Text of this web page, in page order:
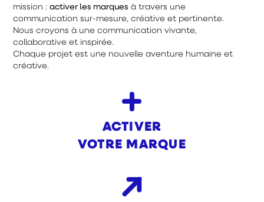
mission :activer les marques à travers une
communication sur-mesure, créative et pertinente.
Nous croyons à une communication vivante,
collaborative et inspirée.
Chaque projet est une nouvelle aventure humaine et
créative.
ACTIVER
VOTRE MARQUE